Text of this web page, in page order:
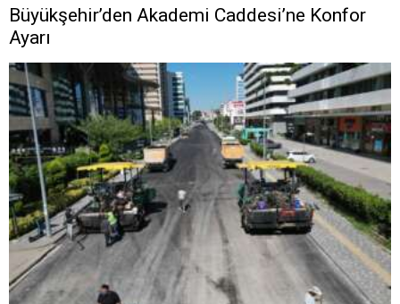
Büyükşehir’den Akademi Caddesi’ne Konfor
Ayarı